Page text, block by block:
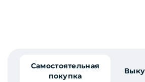
Самостоятельная
покупка